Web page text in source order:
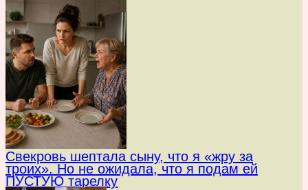
Свекровь шептала сыну, что я «жру за
троих». Но не ожидала, что я подам ей
ПУСТУЮ тарелку